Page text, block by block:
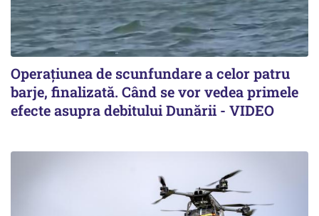
Operațiunea de scunfundare a celor patru
barje, finalizată. Când se vor vedea primele
efecte asupra debitului Dunării - VIDEO